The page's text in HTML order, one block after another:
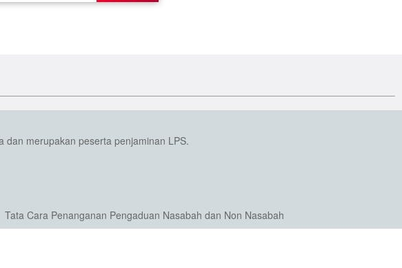
dan merupakan peserta penjaminan LPS.
Tata Cara Penanganan Pengaduan Nasabah dan Non Nasabah